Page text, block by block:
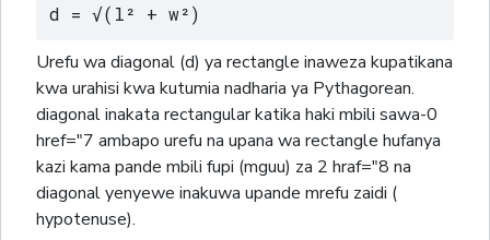
d = √(l² + w²)
Urefu wa diagonal (d) ya rectangle inaweza kupatikana
kwa urahisi kwa kutumia nadharia ya Pythagorean.
diagonal inakata rectangular katika haki mbili sawa-0
href="7 ambapo urefu na upana wa rectangle hufanya
kazi kama pande mbili fupi (mguu) za 2 hraf="8 na
diagonal yenyewe inakuwa upande mrefu zaidi (
hypotenuse).